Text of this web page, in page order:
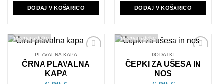
DODAJ V KOŠARICO DODAJ V KOŠARICO
na
PLAVALNA KAPA
ČRNA PLAVALNA
KAPA
Primerjaj izdelke
na
DODATKI
ČEPKI ZA UŠESA IN
NOS
Primerjaj izdelke